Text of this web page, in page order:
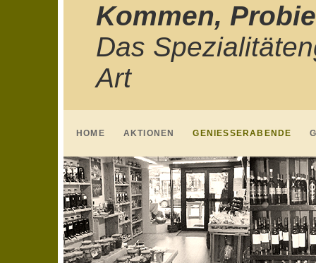
Kommen,
Das
Art
HOME AKTIONEN GENIESSERABENDE